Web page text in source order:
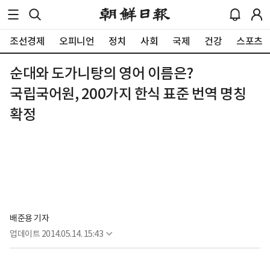
조선경제 오피니언 정치 사회 국제 건강 스포츠
순대와 도가니탕의 영어 이름은?
국립국어원, 200가지 한식 표준 번역 명칭
확정
배준용 기자
업데이트 2014.05.14. 15:43